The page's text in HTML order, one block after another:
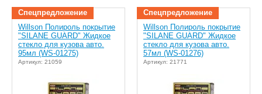
Спецпредложение
Willson Полироль покрытие
"SILANE GUARD" Жидкое
стекло для кузова авто.
95мл (WS-01275)
Артикул: 21059
Спецпредложение
Willson Полироль покрытие
"SILANE GUARD" Жидкое
стекло для кузова авто.
57мл (WS-01276)
Артикул: 21771